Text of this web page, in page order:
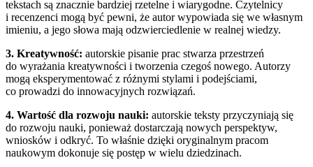
tekstach są znacznie bardziej rzetelne i wiarygodne. Czytelnicy
i recenzenci mogą być pewni, że autor wypowiada się we własnym
imieniu, a jego słowa mają odzwierciedlenie w realnej wiedzy.
3. Kreatywność: autorskie pisanie prac stwarza przestrzeń
do wyrażania kreatywności i tworzenia czegoś nowego. Autorzy
mogą eksperymentować z różnymi stylami i podejściami,
co prowadzi do innowacyjnych rozwiązań.
4. Wartość dla rozwoju nauki: autorskie teksty przyczyniają się
do rozwoju nauki, ponieważ dostarczają nowych perspektyw,
wniosków i odkryć. To właśnie dzięki oryginalnym pracom
naukowym dokonuje się postęp w wielu dziedzinach.